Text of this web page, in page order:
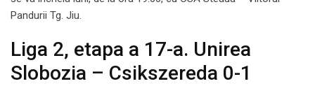
Pandurii Tg. Jiu.
Liga 2, etapa a 17-a. Unirea
Slobozia – Csikszereda 0-1